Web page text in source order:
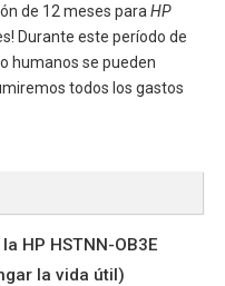
de 12 meses para HP
Durante este período de
humanos se pueden
todos los gastos
HP HSTNN-OB3E
la vida útil)